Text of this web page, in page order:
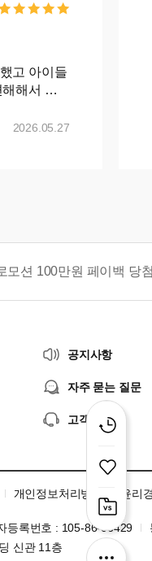
고 아이들
해서 카
격이나 조
2026.05.27
모션 100만원 페이백 당
공지사항
자주 묻는 질문
고객센터
개인정보처리방침 윤리
등록번호 : 105-86-06429
신관 11층